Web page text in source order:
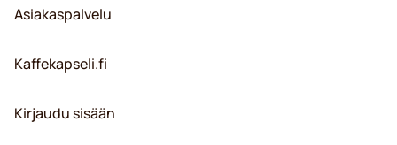
Asiakaspalvelu
Kaffekapseli.fi
Kirjaudu sisään